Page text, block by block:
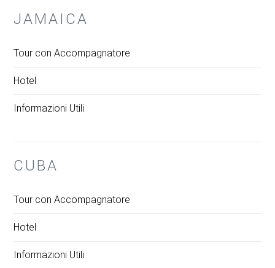
JAMAICA
Tour con Accompagnatore
Hotel
Informazioni Utili
CUBA
Tour con Accompagnatore
Hotel
Informazioni Utili